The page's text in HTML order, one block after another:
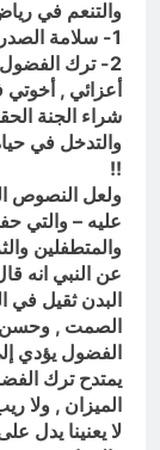
والتنعم في
1- سلامة الصدر من الأحقاد والإضغان والحسد 0
2- ترك الفضول والتطفل والخوض فيما لا يعنينا 0
أعزائي , أخوتي
شراء الجنة
والتدخل في
!!
ولعل النصوص
عليه – والتي
والمتطفلين
عن النبي انه
البدن ثقيل في
الصمت , وحسن
الفضول يؤدي
يمتدح ترك
الميزان , ولا
لا يعنينا يدل